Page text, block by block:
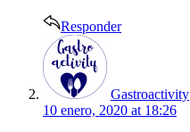
Responder
Gastroactivity
10 enero, 2020 at 18:26